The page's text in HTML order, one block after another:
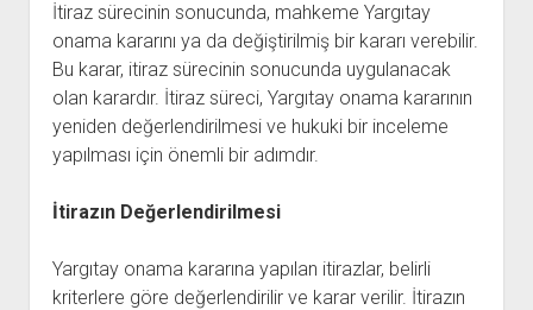
İtiraz sürecinin sonucunda, mahkeme Yargıtay
onama kararını ya da değiştirilmiş bir kararı verebilir.
Bu karar, itiraz sürecinin sonucunda uygulanacak
olan karardır. İtiraz süreci, Yargıtay onama kararının
yeniden değerlendirilmesi ve hukuki bir inceleme
yapılması için önemli bir adımdır.
İtirazın Değerlendirilmesi
Yargıtay onama kararına yapılan itirazlar, belirli
kriterlere göre değerlendirilir ve karar verilir. İtirazın